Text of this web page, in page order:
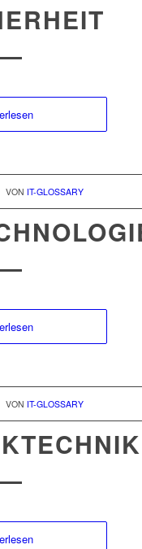
VON IT-GLOSSARY
VON IT-GLOSSARY